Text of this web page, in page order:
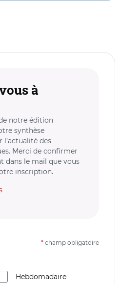
à
notre édition
synthèse
l’actualité des
Merci de confirmer
dans le mail que vous
inscription.
* champ obligatoire
Hebdomadaire